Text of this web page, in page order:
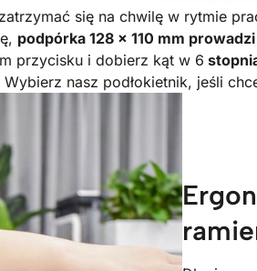
się na chwilę w rytmie
podpórka 128 × 110 mm
przycisku i dobierz kąt w 6
Wybierz nasz podłokietnik, jeśli